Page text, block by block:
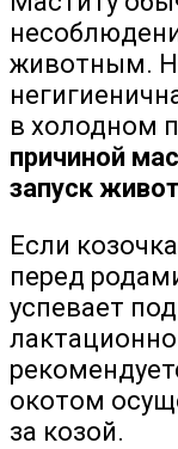
животным.
в холодном
причиной
запуск
Если
перед
успевает
окотом
за козой.